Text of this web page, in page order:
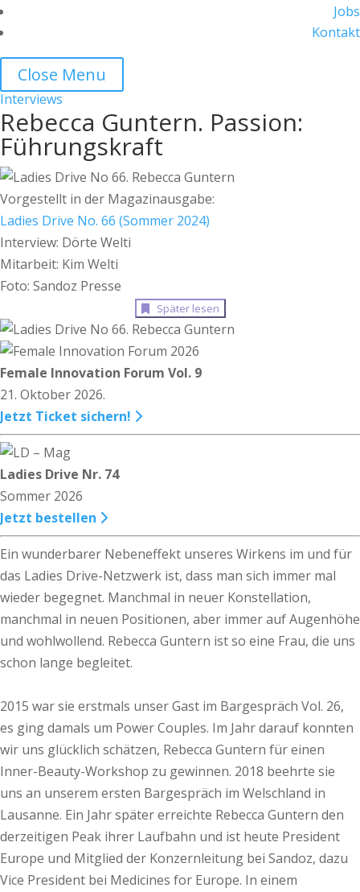
Jobs
Kontakt
Close Menu
Interviews
Rebecca Guntern. Passion:
Führungskraft
Vorgestellt in der Magazinausgabe:
Ladies Drive No. 66 (Sommer 2024)
Interview: Dörte Welti
Mitarbeit: Kim Welti
Foto: Sandoz Presse
Später lesen
Female Innovation Forum Vol. 9
21. Oktober 2026.
Jetzt Ticket sichern!
Ladies Drive Nr. 74
Sommer 2026
Jetzt bestellen
Ein wunderbarer Nebeneffekt unseres Wirkens im und für
das Ladies Drive-Netzwerk ist, dass man sich immer mal
wieder begegnet. Manchmal in neuer Konstellation,
manchmal in neuen Positionen, aber immer auf Augenhöhe
und wohlwollend. Rebecca Guntern ist so eine Frau, die uns
schon lange begleitet.
2015 war sie erstmals unser Gast im Bargespräch Vol. 26,
es ging damals um Power Couples. Im Jahr darauf konnten
wir uns glücklich schätzen, Rebecca Guntern für einen
Inner-Beauty-Workshop zu gewinnen. 2018 beehrte sie
uns an unserem ersten Bargespräch im Welschland in
Lausanne. Ein Jahr später erreichte Rebecca Guntern den
derzeitigen Peak ihrer Laufbahn und ist heute President
Europe und Mitglied der Konzernleitung bei Sandoz, dazu
Vice President bei Medicines for Europe. In einem